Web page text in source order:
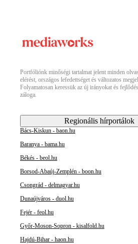
Portfóliónk minőségi tartalmat jelent minden
elérést, országos lefedettséget és változatos
Folyamatosan keressük az új irányokat és
záloga.
Regionális hírportálok
Bács-Kiskun - baon.hu
Baranya - bama.hu
Békés - beol.hu
Borsod-Abaúj-Zemplén - boon.hu
Csongrád - delmagyar.hu
Dunaújváros - duol.hu
Fejér - feol.hu
Győr-Moson-Sopron - kisalfold.hu
Hajdú-Bihar - haon.hu